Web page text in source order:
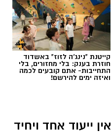
קייטנת "נינג'ה לזוז" באשדוד
חוזרת בענק: בלי מחזורים, בלי
התחייבות- אתם קובעים לכמה
ואיזה ימים להירשם!
ייעוד אחד ויחיד